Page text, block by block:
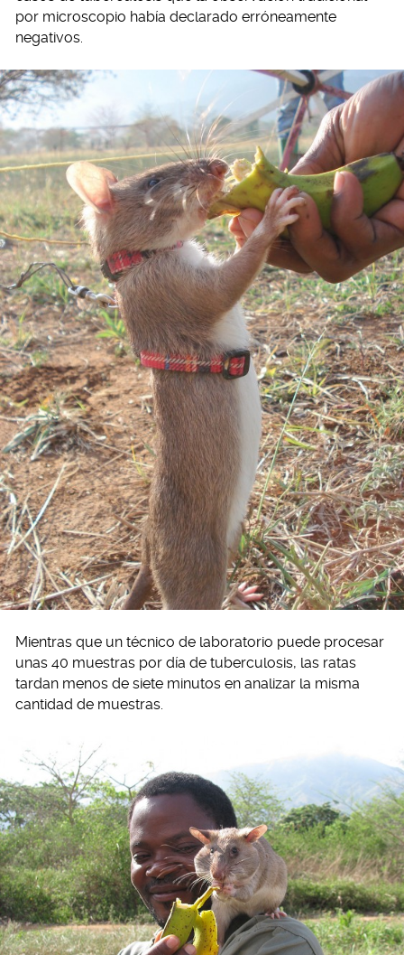
por microscopio había declarado erróneamente
negativos.
Mientras que un técnico de laboratorio puede procesar
unas 40 muestras por día de tuberculosis, las ratas
tardan menos de siete minutos en analizar la misma
cantidad de muestras.